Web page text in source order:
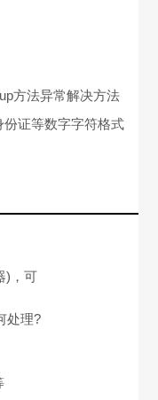
方法异常解决方法
份证等数字字符格式
)
)，可
务
处理?